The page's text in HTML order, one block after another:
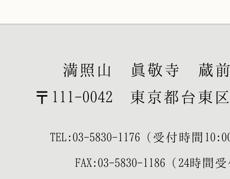
満照山 眞敬寺 蔵
〒111-0042 東京都台東
TEL: 03-5830-1176 （受付時間
FAX:03-5830-1186（24時間